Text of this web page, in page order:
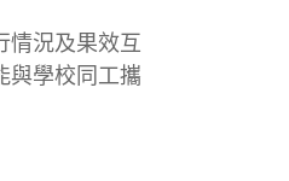
況及果效互
與學校同工攜